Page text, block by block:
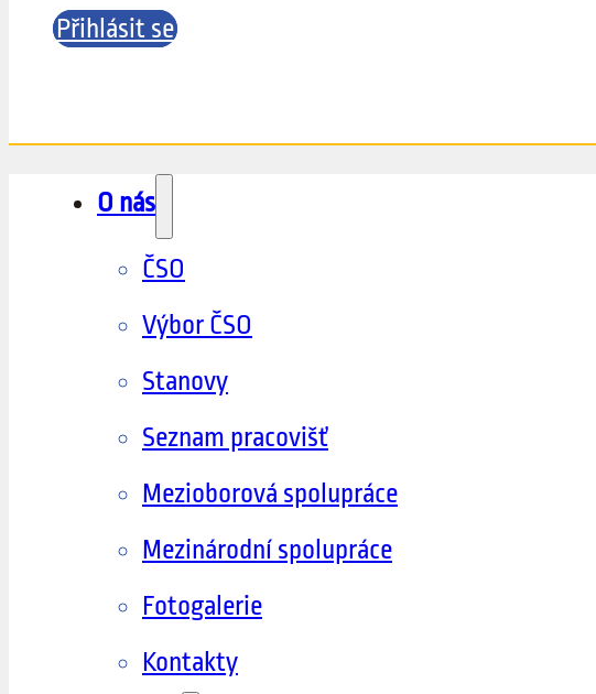
Přihlásit se
O nás
ČSO
Výbor ČSO
Stanovy
Seznam pracovišť
Mezioborová spolupráce
Mezinárodní spolupráce
Fotogalerie
Kontakty